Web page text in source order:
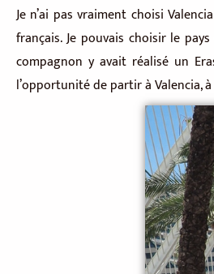
Je n’ai pas vraiment choisi
français. Je pouvais choisir le
compagnon y avait réalisé un
l’opportunité de partir à Valencia,